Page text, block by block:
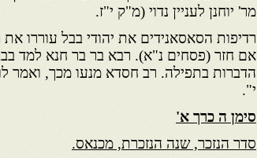
מר' יוחנן לעניין נדוי (מ"ק י"ז.
רדיפות הסאסאנידים את יהודי בבל עוררו
אם חזר (פסחים נ"א). רבא בר בר חנא למד
הדברות בתפילה. רב חסדא מנעו מכך, ואמר
י".
סימן ה כרך א'
סדר הנזכר, שנה הנזכרת, מכנאס.